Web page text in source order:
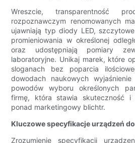
Wreszcie, transparentność
rozpoznawczym renomowanych
ujawniają typ diody LED,
promieniowania w określonej
oraz udostępniają pomiary
laboratoryjne. Unikaj marek, które
sloganach bez poparcia
dowodach naukowych
powodów wyboru określonych
firmę, która stawia skuteczność i
ponad marketingowy blichtr.
Kluczowe specyfikacje urządzeń
Zrozumienie specyfikacji